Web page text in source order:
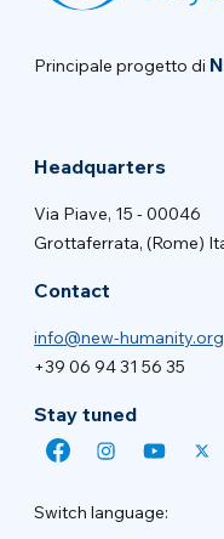
Principale progetto di
Headquarters
Via Piave, 15 - 00046
Grottaferrata, (Rome)
Contact
info@new-humanity.org
+39 06 94 31 56 35
Stay tuned
Switch language: